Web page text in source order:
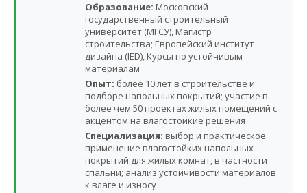
Образование: Московский
государственный строительный
университет (МГСУ), Магистр
строительства; Европейский институт
дизайна (IED), Курсы по устойчивым
материалам
Опыт: более 10 лет в строительстве и
подборе напольных покрытий; участие в
более чем 50 проектах жилых помещений с
акцентом на влагостойкие решения
Специализация: выбор и практическое
применение влагостойких напольных
покрытий для жилых комнат, в частности
спальни; анализ устойчивости материалов
к влаге и износу